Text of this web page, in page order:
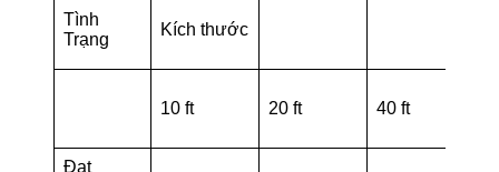
Tình
Trạng
Kích thước
10 ft 20 ft 40 ft
Đạt